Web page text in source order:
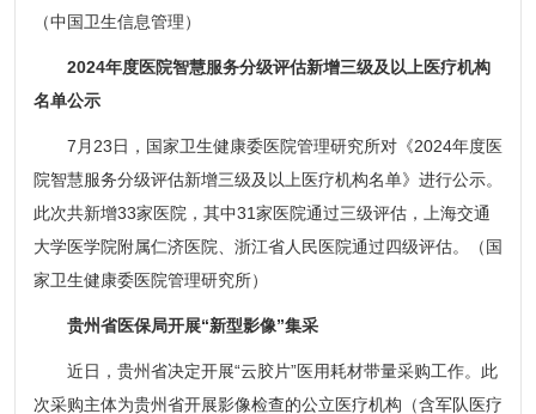
（中国卫生信息管理）
2024年度医院智慧服务分级评估新增三级及以上医疗机构
名单公示
7月23日，国家卫生健康委医院管理研究所对《2024年度医
院智慧服务分级评估新增三级及以上医疗机构名单》进行公示。
此次共新增33家医院，其中31家医院通过三级评估，上海交通
大学医学院附属仁济医院、浙江省人民医院通过四级评估。（国
家卫生健康委医院管理研究所）
贵州省医保局开展“新型影像”集采
近日，贵州省决定开展“云胶片”医用耗材带量采购工作。此
次采购主体为贵州省开展影像检查的公立医疗机构（含军队医疗